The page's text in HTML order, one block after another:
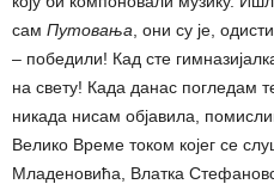
сам Путовања , они су је,
– победили! Кад сте
на свету! Када данас погледам
никада нисам објавила,
Велико Време током којег се
Младеновића, Влатка